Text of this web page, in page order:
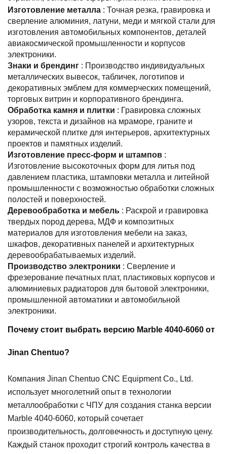
Изготовление металла : Точная резка, гравировка и
сверление алюминия, латуни, меди и мягкой стали для
изготовления автомобильных компонентов, деталей
авиакосмической промышленности и корпусов
электроники.
Знаки и брендинг : Производство индивидуальных
металлических вывесок, табличек, логотипов и
декоративных эмблем для коммерческих помещений,
торговых витрин и корпоративного брендинга.
Обработка камня и плитки : Гравировка сложных
узоров, текста и дизайнов на мраморе, граните и
керамической плитке для интерьеров, архитектурных
проектов и памятных изделий.
Изготовление пресс-форм и штампов :
Изготовление высокоточных форм для литья под
давлением пластика, штамповки металла и литейной
промышленности с возможностью обработки сложных
полостей и поверхностей.
Деревообработка и мебель : Раскрой и гравировка
твердых пород дерева, МДФ и композитных
материалов для изготовления мебели на заказ,
шкафов, декоративных панелей и архитектурных
деревообрабатываемых изделий.
Производство электроники : Сверление и
фрезерование печатных плат, пластиковых корпусов и
алюминиевых радиаторов для бытовой электроники,
промышленной автоматики и автомобильной
электроники.
Почему стоит выбрать версию Marble 4040-6060 от
Jinan Chentuo?
Компания Jinan Chentuo CNC Equipment Co., Ltd.
использует многолетний опыт в технологии
металлообработки с ЧПУ для создания станка версии
Marble 4040-6060, который сочетает
производительность, долговечность и доступную цену.
Каждый станок проходит строгий контроль качества в